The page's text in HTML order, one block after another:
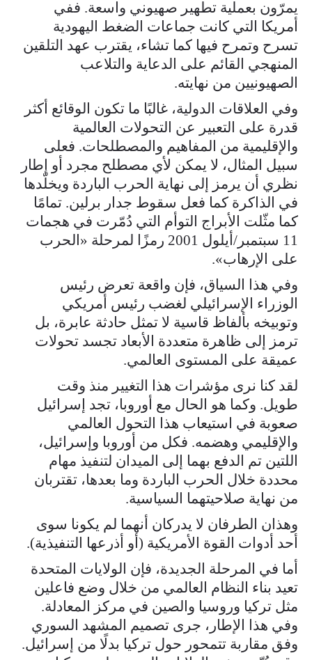
يمرّون بعملية تطهير صهيوني واسعة. ففي
أمريكا التي كانت جماعات الضغط اليهودية
تسرح وتمرح فيها كما تشاء، يقترب عهد التلقين
المنهجي القائم على الدعاية والتلاعب
الصهيونيين من نهايته.
وفي العلاقات الدولية، غالبًا ما تكون الوقائع أكثر
قدرة على التعبير عن التحولات العالمية
والإقليمية من المفاهيم والمصطلحات. فعلى
سبيل المثال، لا يمكن لأي مصطلح مجرد أو إطار
نظري أن يرمز إلى نهاية الحرب الباردة ويخلّدها
في الذاكرة كما فعل سقوط جدار برلين. تمامًا
كما مثّلت الأبراج التوأم التي دُمّرت في هجمات
11 سبتمبر/أيلول 2001 رمزًا لمرحلة «الحرب
على الإرهاب».
وفي هذا السياق، فإن واقعة تعرض رئيس
الوزراء الإسرائيلي لغضب رئيس أمريكي
وتوبيخه بألفاظ قاسية لا تمثل حادثة عابرة، بل
ترمز إلى ظاهرة متعددة الأبعاد تجسد تحولات
عميقة على المستوى العالمي.
لقد كنا نرى مؤشرات هذا التغيير منذ وقت
طويل. وكما هو الحال مع أوروبا، تجد إسرائيل
صعوبة في استيعاب هذا التحول العالمي
والإقليمي وهضمه. فكل من أوروبا وإسرائيل،
اللتين تم الدفع بهما إلى الميدان لتنفيذ مهام
محددة خلال الحرب الباردة وما بعدها، تقتربان
من نهاية صلاحيتهما السياسية.
وهذان الطرفان لا يدركان أنهما لم يكونا سوى
أحد أدوات القوة الأمريكية (أو أذرعها التنفيذية).
أما في المرحلة الجديدة، فإن الولايات المتحدة
تعيد بناء النظام العالمي من خلال وضع فاعلين
مثل تركيا وروسيا والصين في مركز المعادلة.
وفي هذا الإطار، جرى تصميم المشهد السوري
وفق مقاربة تتمحور حول تركيا بدلًا من إسرائيل.